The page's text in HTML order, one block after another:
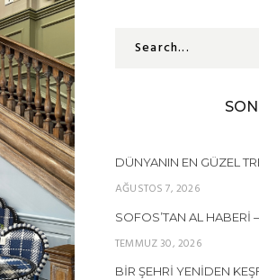
DÜNYANIN EN GÜZEL
AĞUSTOS 7, 2026
SOFOS’TAN AL HABERI
TEMMUZ 30, 2026
BIR ŞEHRI YENIDEN